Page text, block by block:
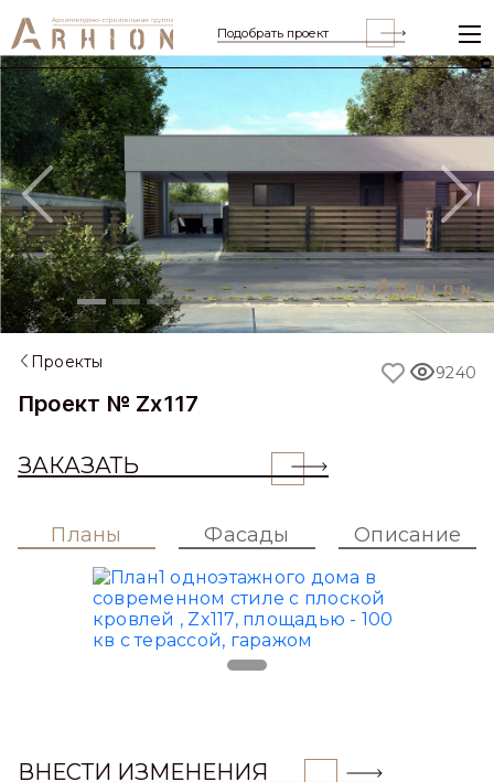
Подобрать проект
Previous
Проекты
Проект № Zx117
ЗАКАЗАТЬ
9240
Планы Фасады Описание
ВНЕСТИ ИЗМЕНЕНИЯ